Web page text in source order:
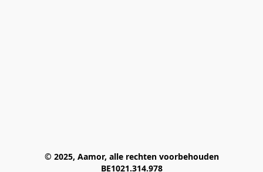
© 2025, Aamor, alle rechten voorbehouden
BE1021.314.978